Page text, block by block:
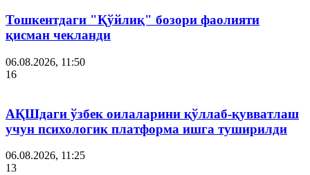
Тошкентдаги "Қўйлиқ" бозори фаолияти
қисман чекланди
06.08.2026, 11:50
16
АҚШдаги ўзбек оилаларини қўллаб-қувватлаш
учун психологик платформа ишга туширилди
06.08.2026, 11:25
13